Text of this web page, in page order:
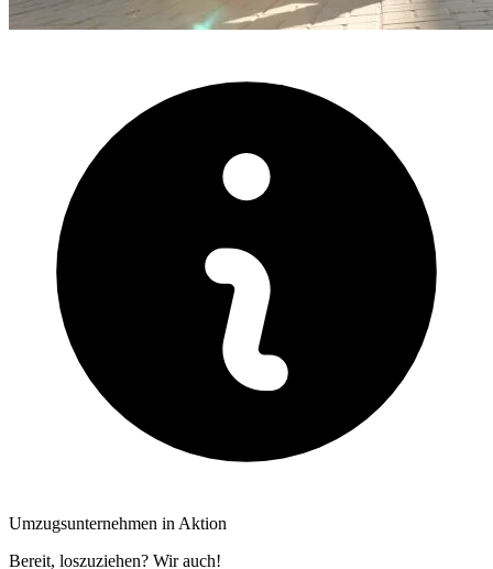
Umzugsunternehmen in Aktion
Bereit, loszuziehen? Wir auch!